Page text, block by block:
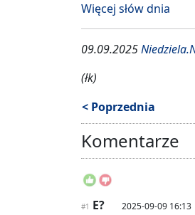
Więcej słów dnia
09.09.2025
(łk)
< Poprzednia
Komentarze
#1 E? 2025-09-09 16:13